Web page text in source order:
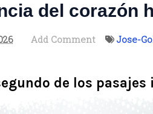
del corazón
Add Comment Jose-
de los